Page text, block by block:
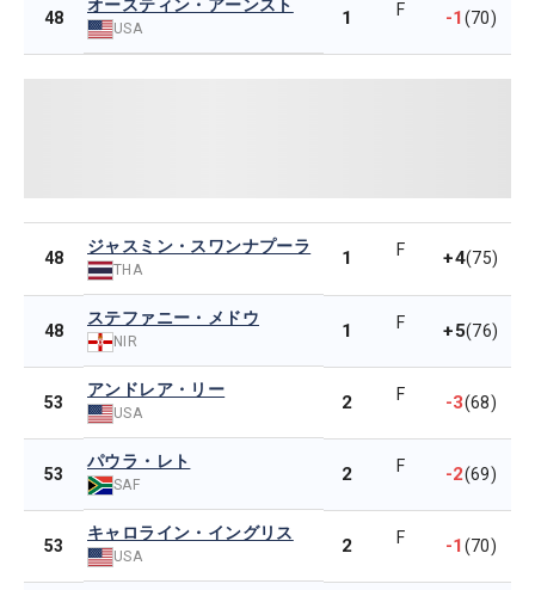
48
オースティン・アーンスト
USA 1 F -1(70)
48
ジャスミン・スワンナプーラ
THA
1 F +4(75)
48
ステファニー・メドウ
NIR 1 F +5(76)
53
アンドレア・リー
USA 2 F -3(68)
53
パウラ・レト
SAF 2 F -2(69)
53
キャロライン・イングリス
USA 2 F -1(70)